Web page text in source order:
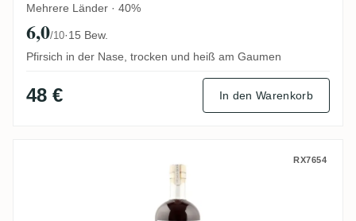
Mehrere Länder · 40%
6,0/10·15 Bew.
Pfirsich in der Nase, trocken und heiß am Gaumen
48 € In den Warenkorb
S.B.S Dominican Republic 2007 RX7654